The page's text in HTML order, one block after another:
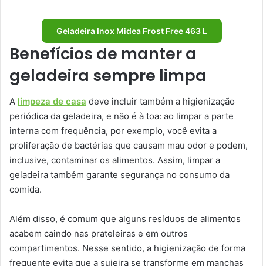
Geladeira Inox Midea Frost Free 463 L
Benefícios de manter a
geladeira sempre limpa
A limpeza de casa deve incluir também a higienização
periódica da geladeira, e não é à toa: ao limpar a parte
interna com frequência, por exemplo, você evita a
proliferação de bactérias que causam mau odor e podem,
inclusive, contaminar os alimentos. Assim, limpar a
geladeira também garante segurança no consumo da
comida.
Além disso, é comum que alguns resíduos de alimentos
acabem caindo nas prateleiras e em outros
compartimentos. Nesse sentido, a higienização de forma
frequente evita que a sujeira se transforme em manchas